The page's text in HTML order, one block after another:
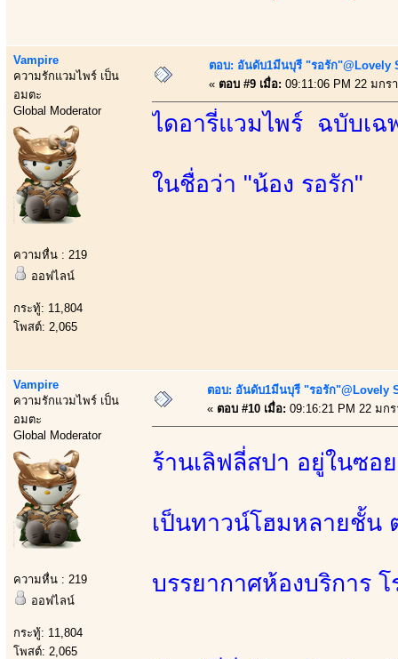
Vampire
ความรักแวมไพร์ เป็น
อมตะ
Global Moderator
ความหื่น : 219
ออฟไลน์
กระทู้: 11,804
โพสต์: 2,065
ตอบ: อันดับ1มีนบุรี "รอรัก"@Lovely
« ตอบ #9 เมื่อ: 09:11:06 PM 22 มกร
ไดอารี่แวมไพร์ ฉบับเ
ในชื่อว่า "น้อง รอรัก"
Vampire
ความรักแวมไพร์ เป็น
อมตะ
Global Moderator
ความหื่น : 219
ออฟไลน์
กระทู้: 11,804
โพสต์: 2,065
ตอบ: อันดับ1มีนบุรี "รอรัก"@Lovely
« ตอบ #10 เมื่อ: 09:16:21 PM 22 มก
ร้านเลิฟลี่สปา อยู่ในซ
เป็นทาวน์โฮมหลายชั้น
บรรยากาศห้องบริการ